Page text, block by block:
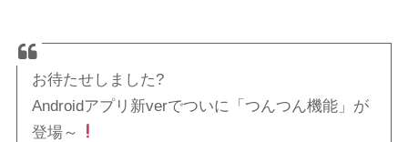
お待たせしました?
Androidアプリ新verでついに「つんつん機能」が
登場～